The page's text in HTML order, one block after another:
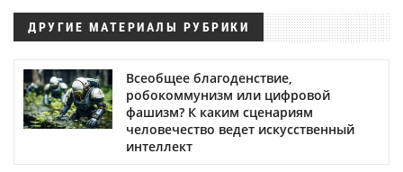
ДРУГИЕ МАТЕРИАЛЫ РУБРИКИ
Всеобщее благоденствие,
робокоммунизм или цифровой
фашизм? К каким сценариям
человечество ведет искусственный
интеллект